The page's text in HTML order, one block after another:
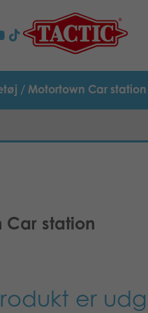
spil
/ Motortown Car station
Car station
er